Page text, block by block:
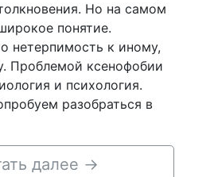
Но на самом
понятие.
нетерпимость к иному,
Проблемой ксенофобии
и психология.
разобраться в
далее →